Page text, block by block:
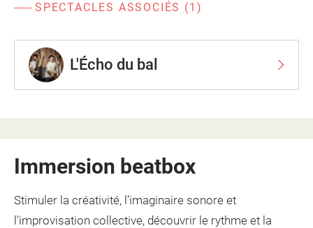
SPECTACLES ASSOCIÉS (1)
L'Écho du bal
Immersion beatbox
Stimuler la créativité, l’imaginaire sonore et
l’improvisation collective, découvrir le rythme et la